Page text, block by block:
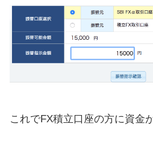
これでFX積立口座の方に資金